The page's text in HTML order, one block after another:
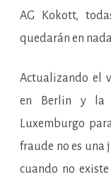
AG Kokott,
quedarán en
Actualizando el
en Berlin y la
Luxemburgo
fraude no es una
cuando no